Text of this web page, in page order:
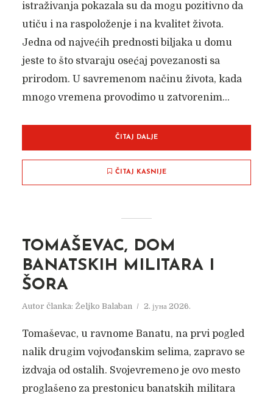
istraživanja pokazala su da mogu pozitivno da
utiču i na raspoloženje i na kvalitet života.
Jedna od najvećih prednosti biljaka u domu
jeste to što stvaraju osećaj povezanosti sa
prirodom. U savremenom načinu života, kada
mnogo vremena provodimo u zatvorenim...
ČITAJ DALJE
ČITAJ KASNIJE
TOMAŠEVAC, DOM
BANATSKIH MILITARA I
ŠORA
Autor članka: Željko Balaban 2. јуна 2026.
Tomaševac, u ravnome Banatu, na prvi pogled
nalik drugim vojvođanskim selima, zapravo se
izdvaja od ostalih. Svojevremeno je ovo mesto
proglašeno za prestonicu banatskih militara